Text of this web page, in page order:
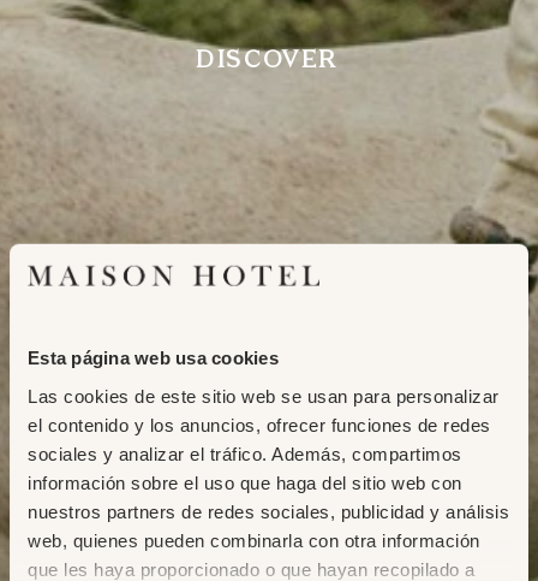
Esta página web usa cookies
Las cookies de este sitio web se usan para personalizar
el contenido y los anuncios, ofrecer funciones de redes
sociales y analizar el tráfico. Además, compartimos
información sobre el uso que haga del sitio web con
nuestros partners de redes sociales, publicidad y análisis
web, quienes pueden combinarla con otra información
que les haya proporcionado o que hayan recopilado a
DISCOVER